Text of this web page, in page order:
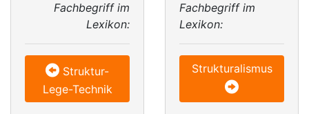
Fachbegriff im
Lexikon:
Struktur-
Lege-Technik
Fachbegriff im
Lexikon:
Strukturalismus